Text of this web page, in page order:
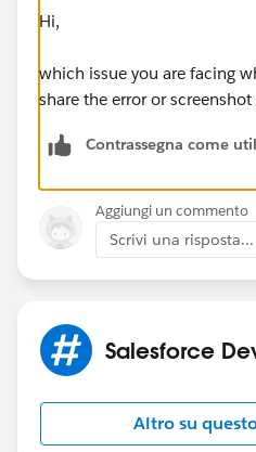
Hi,
which issue you are facing
share the error or
Contrassegna come
Aggiungi un commento
Scrivi una risposta...
Salesforce
Altro su